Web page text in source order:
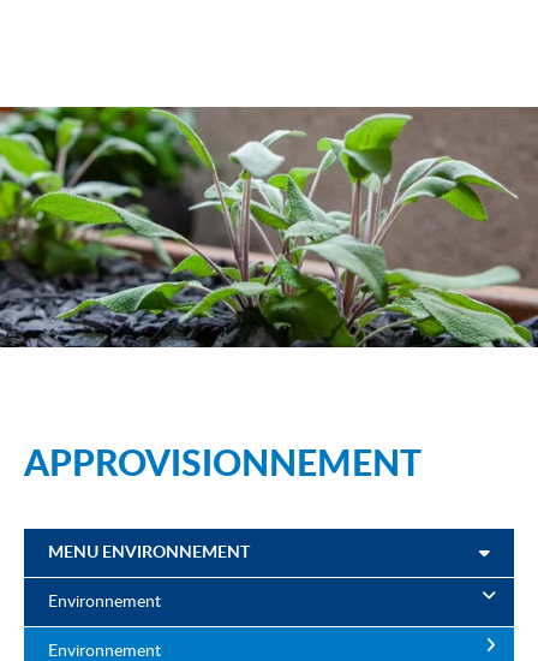
APPROVISIONNEMENT
MENU ENVIRONNEMENT
Environnement
Environnement